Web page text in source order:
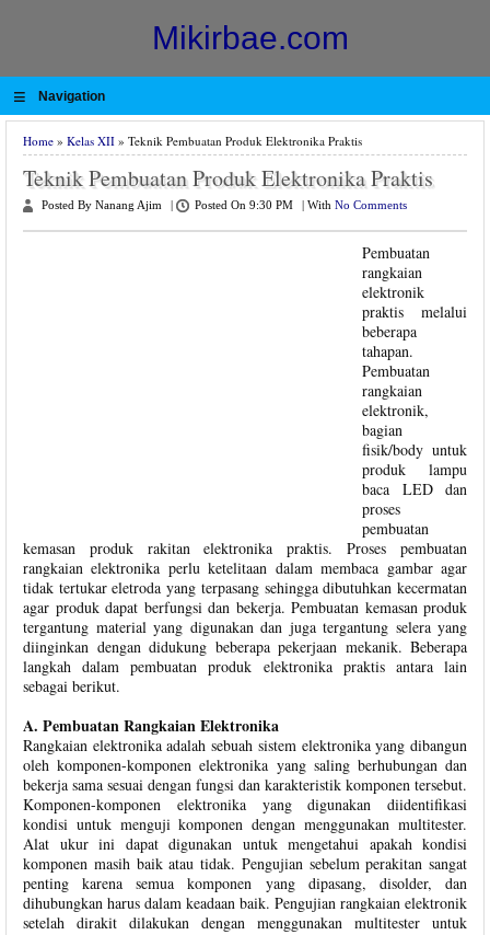
Mikirbae.com
≡ Navigation
Home » Kelas XII » Teknik Pembuatan Produk Elektronika Praktis
Teknik Pembuatan Produk Elektronika Praktis
Posted By Nanang Ajim Posted On 9:30 PM With No Comments
Pembuatan
rangkaian
elektronik
praktis melalui
beberapa
tahapan.
Pembuatan
rangkaian
elektronik,
bagian
fisik/body untuk
produk lampu
baca LED dan
proses
pembuatan
kemasan produk rakitan elektronika praktis. Proses pembuatan
rangkaian elektronika perlu ketelitaan dalam membaca gambar agar
tidak tertukar eletroda yang terpasang sehingga dibutuhkan kecermatan
agar produk dapat berfungsi dan bekerja. Pembuatan kemasan produk
tergantung material yang digunakan dan juga tergantung selera yang
diinginkan dengan didukung beberapa pekerjaan mekanik. Beberapa
langkah dalam pembuatan produk elektronika praktis antara lain
sebagai berikut.
A. Pembuatan Rangkaian Elektronika
Rangkaian elektronika adalah sebuah sistem elektronika yang dibangun
oleh komponen-komponen elektronika yang saling berhubungan dan
bekerja sama sesuai dengan fungsi dan karakteristik komponen tersebut.
Komponen-komponen elektronika yang digunakan diidentifikasi
kondisi untuk menguji komponen dengan menggunakan multitester.
Alat ukur ini dapat digunakan untuk mengetahui apakah kondisi
komponen masih baik atau tidak. Pengujian sebelum perakitan sangat
penting karena semua komponen yang dipasang, disolder, dan
dihubungkan harus dalam keadaan baik. Pengujian rangkaian elektronik
setelah dirakit dilakukan dengan menggunakan multitester untuk